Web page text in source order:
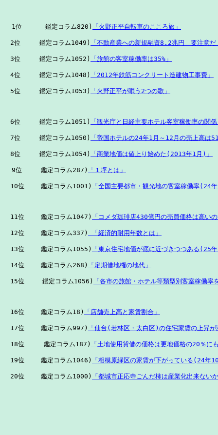
  1位      鑑定コラム820)
「火野正平自転車のこころ旅」
2位　　　鑑定コラム1049) 「不動産業への新規融資8.2兆円　要注意だ
3位　　　鑑定コラム1052) 「旅館の客室稼働率は35%」
4位　　　鑑定コラム1048) 「2012年鉄筋コンクリート造建物工事費」
5位　　　鑑定コラム1053) 「火野正平が唄う2つの歌」
6位　　　鑑定コラム1051) 「観光庁と日経主要ホテル客室稼働率の関
7位　　　鑑定コラム1050) 「帝国ホテルの24年1月～12月の売上高は
8位　　　鑑定コラム1054) 「商業地価は値上り始めた(2013年1月)」
  9位　　　鑑定コラム287)
「１坪とは」
10位　 　鑑定コラム1001) 「全国主要都市・観光地の客室稼働率(24
11位　 　鑑定コラム1047) 「コメダ珈琲店430億円の売買価格は高い
12位 　　鑑定コラム337) 「経済的耐用年数とは」
13位　　 鑑定コラム1055) 「東京住宅地価が底に近づきつつある(25
14位　　 鑑定コラム268) 「定期借地権の地代」
15位　   鑑定コラム1056) 「各市の旅館・ホテル等類型別客室稼働率
16位　　 鑑定コラム18) 「店舗売上高と家賃割合」
17位　 　鑑定コラム997) 「仙台(若林区・太白区)の住宅家賃の上昇が
18位     鑑定コラム187) 「土地使用貸借の価格は更地価格の20％に
19位　　 鑑定コラム1046) 「相模原緑区の家賃が下がっている(24年
20位　 　鑑定コラム1000) 「都城市正応寺ごんだ柿は産業化出来ない